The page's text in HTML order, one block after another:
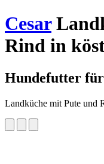
Cesar
Rind in
Hundefutter für
Landküche mit Pute und